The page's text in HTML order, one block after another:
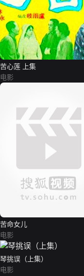
苦心莲 上集
电影
苦命女儿
电影
琴挑误（上集）
电影